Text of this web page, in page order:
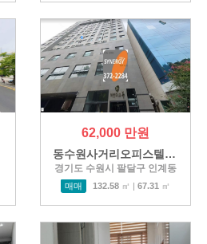
62,000 만원
동수원사거리오피스텔매매[어…
경기도 수원시 팔달구 인계동
매매 132.58 ㎡ | 67.31 ㎡